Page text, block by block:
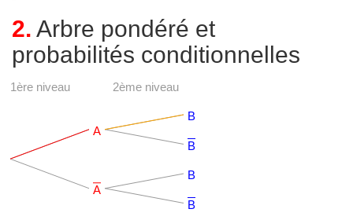
2. Arbre pondéré et
probabilités conditionnelles